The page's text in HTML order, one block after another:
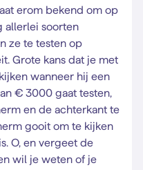
erom bekend om op
allerlei soorten
ze te testen op
Grote kans dat je met
wanneer hij een
€ 3000 gaat testen,
en de achterkant te
gooit om te kijken
O, en vergeet de
wil je weten of je